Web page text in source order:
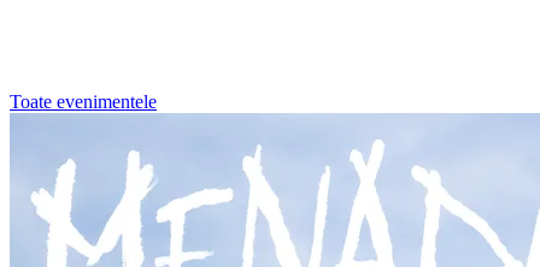
Toate evenimentele